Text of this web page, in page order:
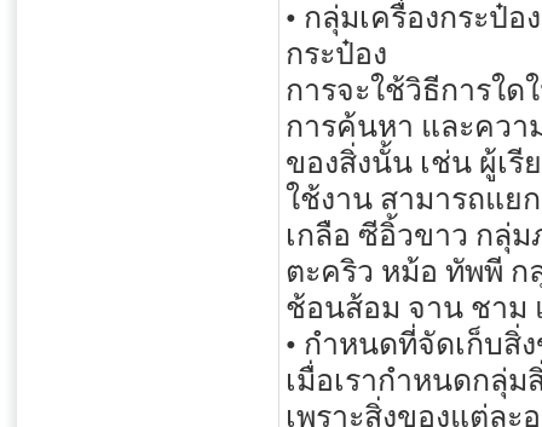
• กลุ่มเครื่องกระป๋
กระป๋อง
การจะใช้วิธีการใด
การค้นหา และคว
ของสิ่งนั้น เช่น ผู้เ
ใช้งาน สามารถแย
เกลือ ซีอิ้วขาว กลุ่
ตะคริว หม้อ ทัพพี ก
ช้อนส้อม จาน ชาม
• กำหนดที่จัดเก็บสิ่
เมื่อเรากำหนดกลุ่
เพราะสิ่งของแต่ล